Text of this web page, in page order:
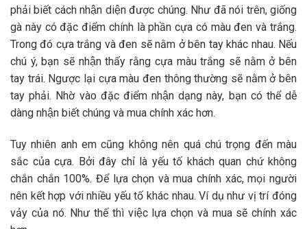
phải biết cách nhận diện được chúng. Như đã nói trên, giống
gà này có đặc điểm chính là phần cựa có màu đen và trắng.
Trong đó cựa trắng và đen sẽ nằm ở bên tay khác nhau. Nếu
chú ý, bạn sẽ nhận thấy rằng cựa màu trắng sẽ nằm ở bên
tay trái. Ngược lại cựa màu đen thông thường sẽ nằm ở bên
tay phải. Nhờ vào đặc điểm nhận dạng này, bạn có thể dễ
dàng nhận biết chúng và mua chính xác hơn.
Tuy nhiên anh em cũng không nên quá chú trọng đến màu
sắc của cựa. Bởi đây chỉ là yếu tố khách quan chứ không
chắn chắn 100%. Để lựa chọn và mua chính xác, mọi người
nên kết hợp với nhiều yếu tố khác nhau. Ví dụ như vị trí đóng
vảy của nó. Như thế thì việc lựa chọn và mua sẽ chính xác